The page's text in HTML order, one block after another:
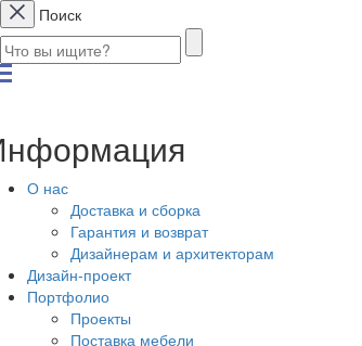
Поиск
О нас
Доставка и сборка
Гарантия и возврат
Дизайнерам и архитекторам
Дизайн-проект
Портфолио
Проекты
Поставка мебели